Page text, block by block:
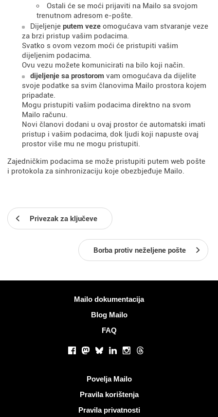
Ostali će se moći prijaviti na Mailo sa svojom
trenutnom adresom e-pošte.
Dijeljenje putem veze omogućava vam stvaranje veze
za brzi pristup vašim podacima.
Svatko s ovom vezom moći će pristupiti vašim
dijeljenim podacima.
Ovu vezu možete komunicirati na bilo koji način.
dijeljenje sa prostorom vam omogućava da dijelite
svoje podatke sa svim članovima Mailo prostora kojem
pripadate.
Mogu pristupiti vašim podacima direktno na svom
Mailo računu.
Novi članovi dodani u ovaj prostor će automatski imati
pristup i vašim podacima, dok ljudi koji napuste ovaj
prostor više mu ne mogu pristupiti.
Zajedničkim podacima se može pristupiti putem web pošte
i protokola za sinhronizaciju koje obezbjeđuje Mailo.
Privezak za ključeve
Borba protiv neželjene pošte
Mailo dokumentacija
Blog Mailo
FAQ
Facebook
Mastodon
BlueskyLinkedInInstagram
Threads
Povelja Mailo
Pravila korištenja
Pravila privatnosti